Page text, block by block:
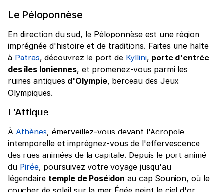
Le Péloponnèse
En direction du sud, le Péloponnèse est une région
imprégnée d'histoire et de traditions. Faites une halte
à Patras, découvrez le port de Kyllini, porte d'entrée
des îles Ioniennes, et promenez-vous parmi les
ruines antiques d'Olympie, berceau des Jeux
Olympiques.
L'Attique
À Athènes, émerveillez-vous devant l'Acropole
intemporelle et imprégnez-vous de l'effervescence
des rues animées de la capitale. Depuis le port animé
du Pirée, poursuivez votre voyage jusqu'au
légendaire temple de Poséidon au cap Sounion, où le
coucher de soleil sur la mer Égée peint le ciel d'or.